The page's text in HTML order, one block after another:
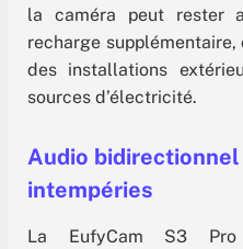
la caméra peut rester
recharge
des installations
sources d’électricité.
Audio
intempéries
La EufyCam S3 Pro